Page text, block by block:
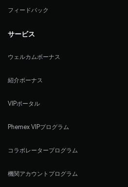
フィードバック
サービス
ウェルカムボーナス
紹介ボーナス
VIPポータル
Phemex VIPプログラム
コラボレータープログラム
機関アカウントプログラム